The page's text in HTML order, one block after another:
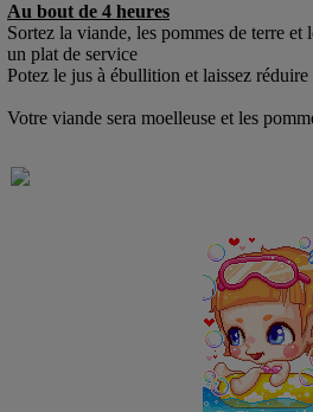
Au bout de 4 heures
Sortez la viande, les pommes de terre et
un plat de service
Potez le jus à ébullition et laissez
Votre viande sera moelleuse et les